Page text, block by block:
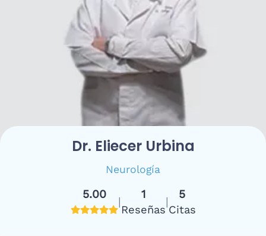
Dr. Eliecer Urbina
Neurología
5.00
|
1
Reseñas
|
5
Citas